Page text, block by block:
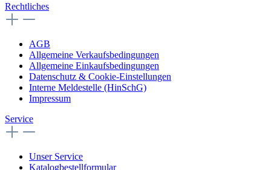
Rechtliches
AGB
Allgemeine Verkaufsbedingungen
Allgemeine Einkaufsbedingungen
Datenschutz & Cookie-Einstellungen
Interne Meldestelle (HinSchG)
Impressum
Service
Unser Service
Katalogbestellformular